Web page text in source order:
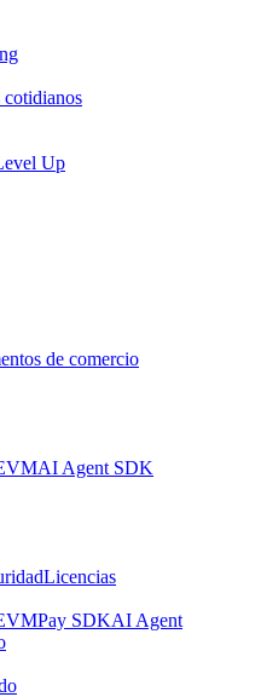
cotidianos
Up
de comercio
AI Agent SDK
Licencias
Pay SDKAI Agent